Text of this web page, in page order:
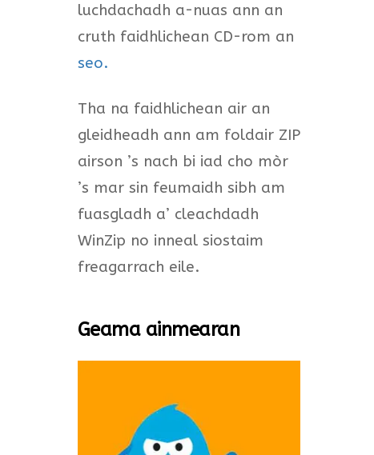
luchdachadh a-nuas ann an
cruth faidhlichean CD-rom an
seo.
Tha na faidhlichean air an
gleidheadh ann am foldair ZIP
airson ’s nach bi iad cho mòr
’s mar sin feumaidh sibh am
fuasgladh a’ cleachdadh
WinZip no inneal siostaim
freagarrach eile.
Geama ainmearan